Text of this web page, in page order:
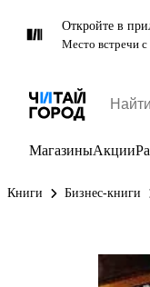
Откройте в
Место встречи с
МагазиныАкции
Книги Бизнес-книги